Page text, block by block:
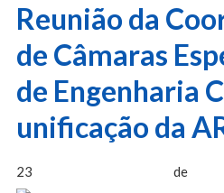
Reunião da
de Câmaras
de Engenharia
unificação da
23 de